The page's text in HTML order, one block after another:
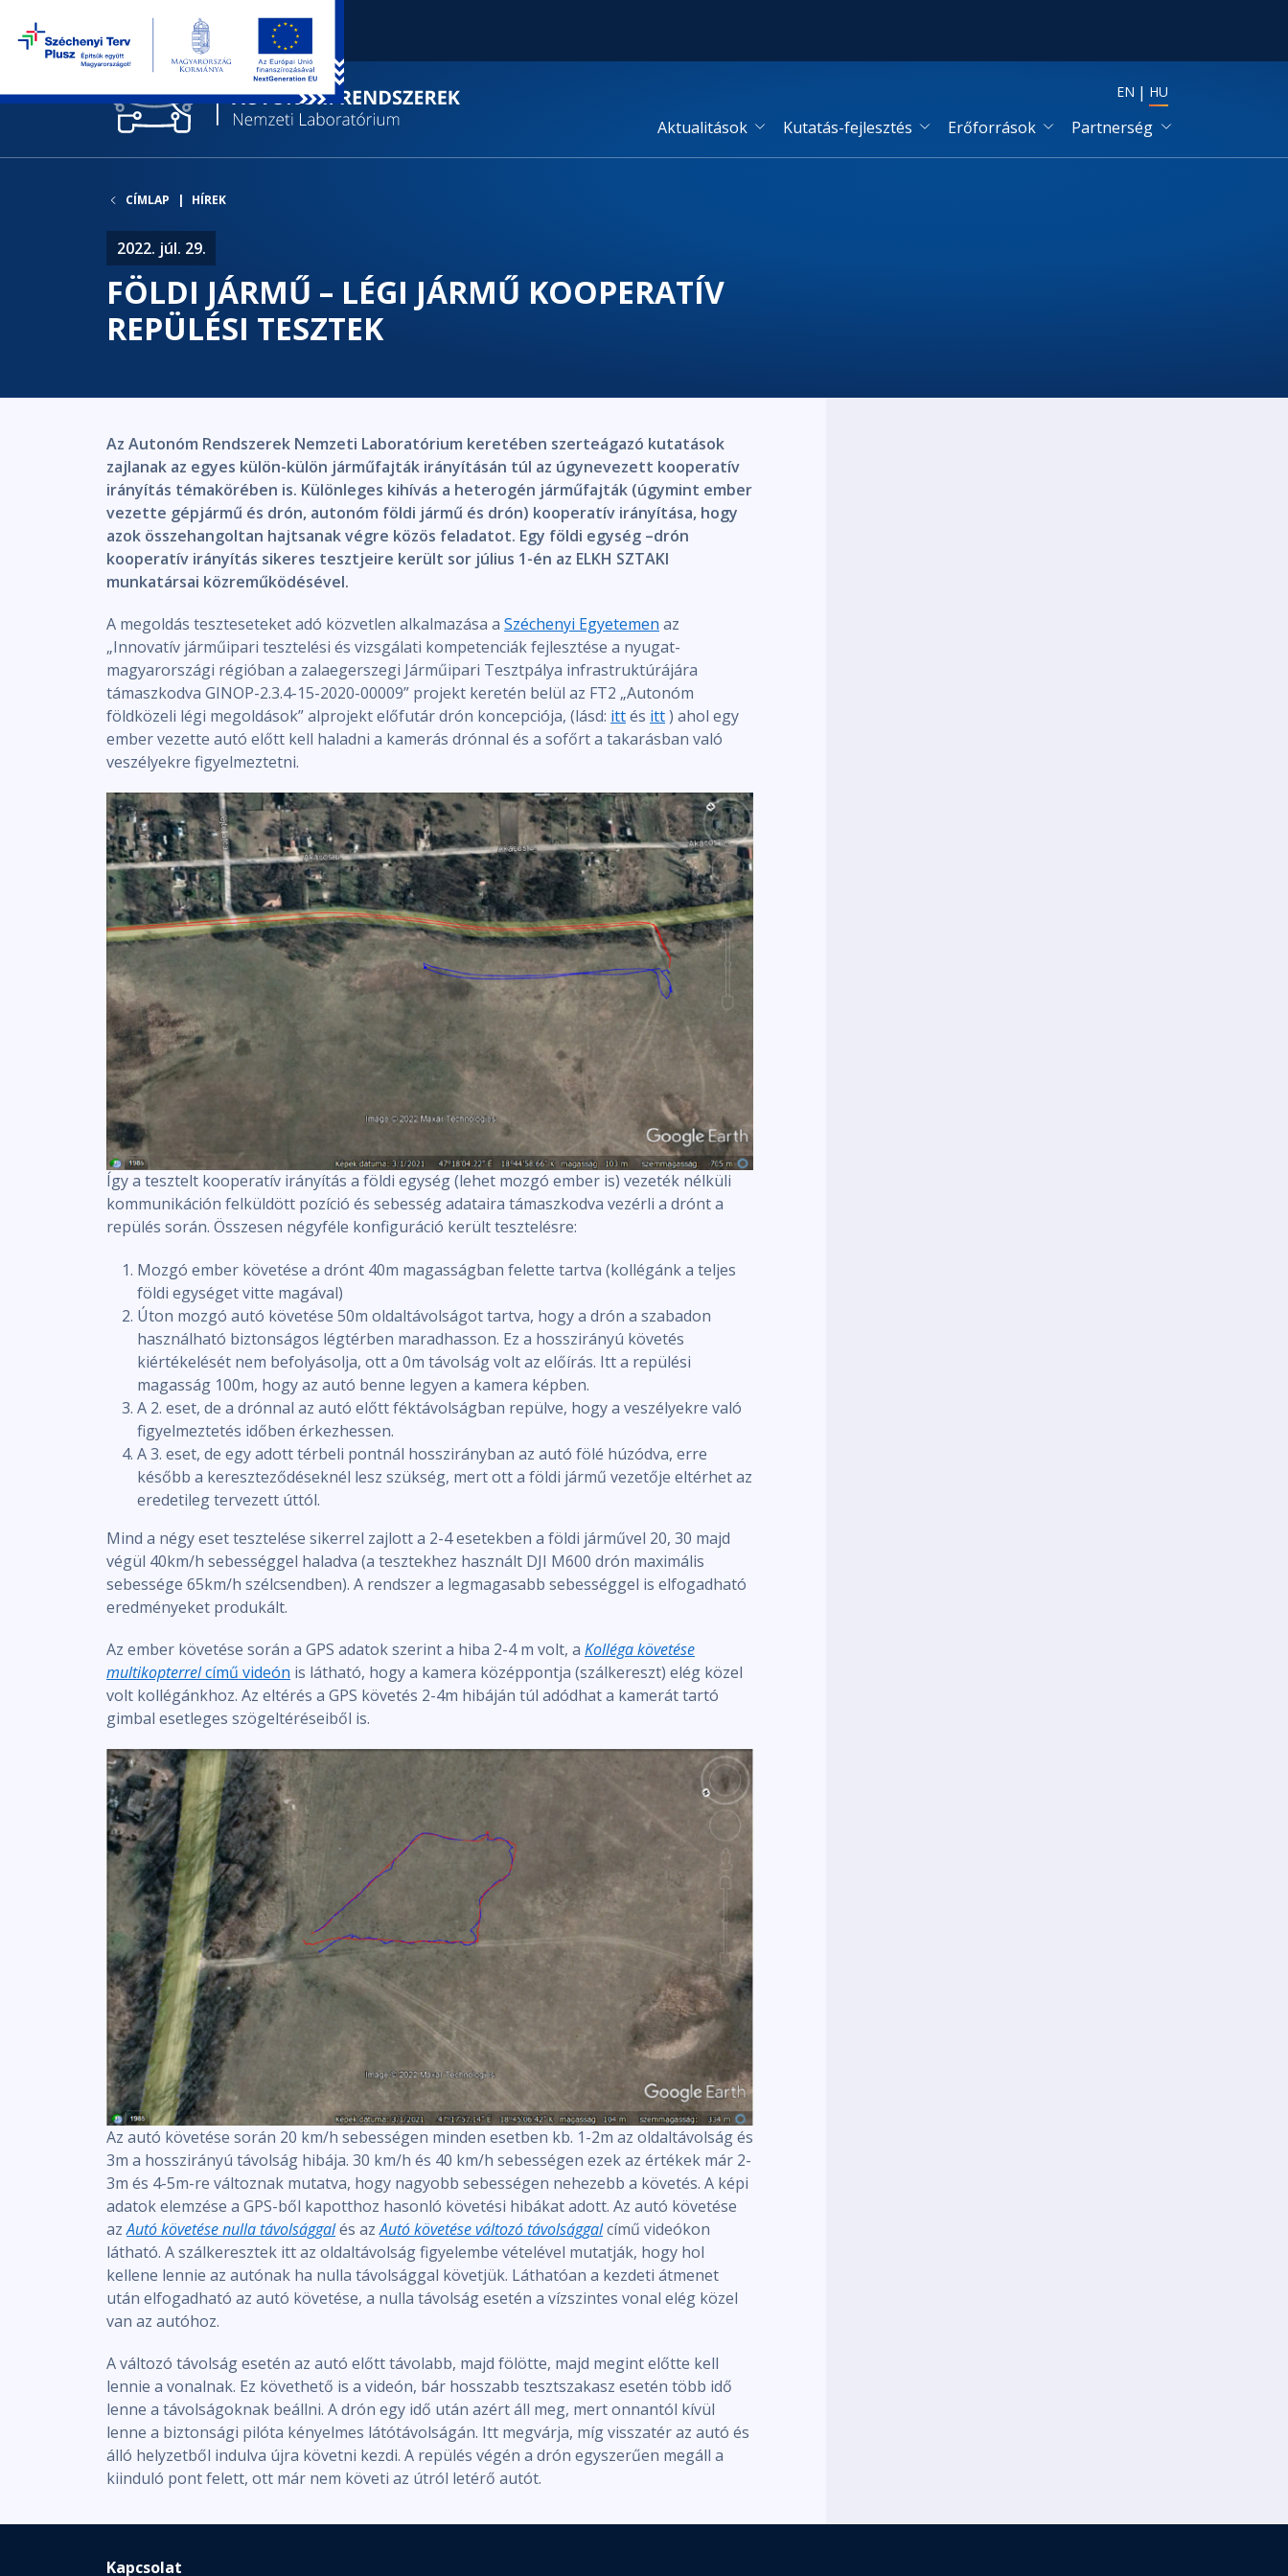
EN HU
Aktualitások Kutatás-fejlesztés Erőforrások Partnerség
CÍMLAP HÍREK
2022. júl. 29.
FÖLDI JÁRMŰ – LÉGI JÁRMŰ KOOPERATÍV
REPÜLÉSI TESZTEK
Az Autonóm Rendszerek Nemzeti Laboratórium keretében szerteágazó kutatások
zajlanak az egyes külön-külön járműfajták irányításán túl az úgynevezett kooperatív
irányítás témakörében is. Különleges kihívás a heterogén járműfajták (úgymint ember
vezette gépjármű és drón, autonóm földi jármű és drón) kooperatív irányítása, hogy
azok összehangoltan hajtsanak végre közös feladatot. Egy földi egység –drón
kooperatív irányítás sikeres tesztjeire került sor július 1-én az ELKH SZTAKI
munkatársai közreműködésével.
A megoldás teszteseteket adó közvetlen alkalmazása a Széchenyi Egyetemen az
„Innovatív járműipari tesztelési és vizsgálati kompetenciák fejlesztése a nyugat-
magyarországi régióban a zalaegerszegi Járműipari Tesztpálya infrastruktúrájára
támaszkodva GINOP-2.3.4-15-2020-00009” projekt keretén belül az FT2 „Autonóm
földközeli légi megoldások” alprojekt előfutár drón koncepciója, (lásd: ittés itt) ahol egy
ember vezette autó előtt kell haladni a kamerás drónnal és a sofőrt a takarásban való
veszélyekre figyelmeztetni.
Így a tesztelt kooperatív irányítás a földi egység (lehet mozgó ember is) vezeték nélküli
kommunikáción felküldött pozíció és sebesség adataira támaszkodva vezérli a drónt a
repülés során. Összesen négyféle konfiguráció került tesztelésre:
Mozgó ember követése a drónt 40m magasságban felette tartva (kollégánk a teljes
földi egységet vitte magával)
Úton mozgó autó követése 50m oldaltávolságot tartva, hogy a drón a szabadon
használható biztonságos légtérben maradhasson. Ez a hosszirányú követés
kiértékelését nem befolyásolja, ott a 0m távolság volt az előírás. Itt a repülési
magasság 100m, hogy az autó benne legyen a kamera képben.
A 2. eset, de a drónnal az autó előtt féktávolságban repülve, hogy a veszélyekre való
figyelmeztetés időben érkezhessen.
A 3. eset, de egy adott térbeli pontnál hosszirányban az autó fölé húzódva, erre
később a kereszteződéseknél lesz szükség, mert ott a földi jármű vezetője eltérhet az
eredetileg tervezett úttól.
Mind a négy eset tesztelése sikerrel zajlott a 2-4 esetekben a földi járművel 20, 30 majd
végül 40km/h sebességgel haladva (a tesztekhez használt DJI M600 drón maximális
sebessége 65km/h szélcsendben). A rendszer a legmagasabb sebességgel is elfogadható
eredményeket produkált.
Az ember követése során a GPS adatok szerint a hiba 2-4 m volt, a Kolléga követése
multikopterrelcímű videón is látható, hogy a kamera középpontja (szálkereszt) elég közel
volt kollégánkhoz. Az eltérés a GPS követés 2-4m hibáján túl adódhat a kamerát tartó
gimbal esetleges szögeltéréseiből is.
Az autó követése során 20 km/h sebességen minden esetben kb. 1-2m az oldaltávolság és
3m a hosszirányú távolság hibája. 30 km/h és 40 km/h sebességen ezek az értékek már 2-
3m és 4-5m-re változnak mutatva, hogy nagyobb sebességen nehezebb a követés. A képi
adatok elemzése a GPS-ből kapotthoz hasonló követési hibákat adott. Az autó követése
azAutó követése nulla távolsággalés azAutó követése változó távolsággalcímű videókon
látható. A szálkeresztek itt az oldaltávolság figyelembe vételével mutatják, hogy hol
kellene lennie az autónak ha nulla távolsággal követjük. Láthatóan a kezdeti átmenet
után elfogadható az autó követése, a nulla távolság esetén a vízszintes vonal elég közel
van az autóhoz.
A változó távolság esetén az autó előtt távolabb, majd fölötte, majd megint előtte kell
lennie a vonalnak. Ez követhető is a videón, bár hosszabb tesztszakasz esetén több idő
lenne a távolságoknak beállni. A drón egy idő után azért áll meg, mert onnantól kívül
lenne a biztonsági pilóta kényelmes látótávolságán. Itt megvárja, míg visszatér az autó és
álló helyzetből indulva újra követni kezdi. A repülés végén a drón egyszerűen megáll a
kiinduló pont felett, ott már nem követi az útról letérő autót.
Kapcsolat